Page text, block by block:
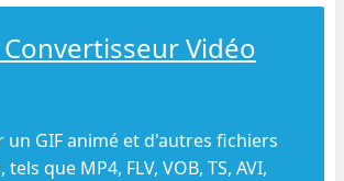
Vidéo
un GIF animé et d'autres fichiers
que MP4, FLV, VOB, TS, AVI,